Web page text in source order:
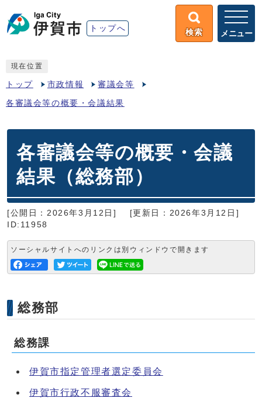
トップへ 検索 メニュー
現在位置
トップ 市政情報 審議会等
各審議会等の概要・会議結果
各審議会等の概要・会議
結果（総務部）
[公開日：2026年3月12日]
[更新日：2026年3月12日]
ID:11958
ソーシャルサイトへのリンクは別ウィンドウで開きます
総務部
総務課
伊賀市指定管理者選定委員会
伊賀市行政不服審査会